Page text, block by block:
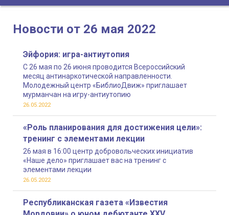
Новости от 26 мая 2022
Эйфория: игра-антиутопия
С 26 мая по 26 июня проводится Всероссийский
месяц антинаркотической направленности.
Молодежный центр «БиблиоДвиж» приглашает
мурманчан на игру-антиутопию
26.05.2022
«Роль планирования для достижения цели»:
тренинг с элементами лекции
26 мая в 16:00 центр добровольческих инициатив
«Наше дело» приглашает вас на тренинг с
элементами лекции
26.05.2022
Республиканская газета «Известия